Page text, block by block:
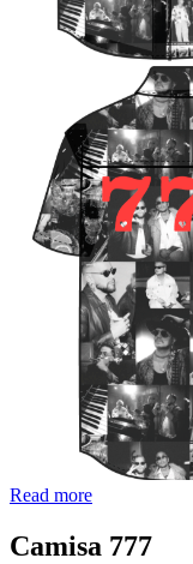
Read more
Camisa 777